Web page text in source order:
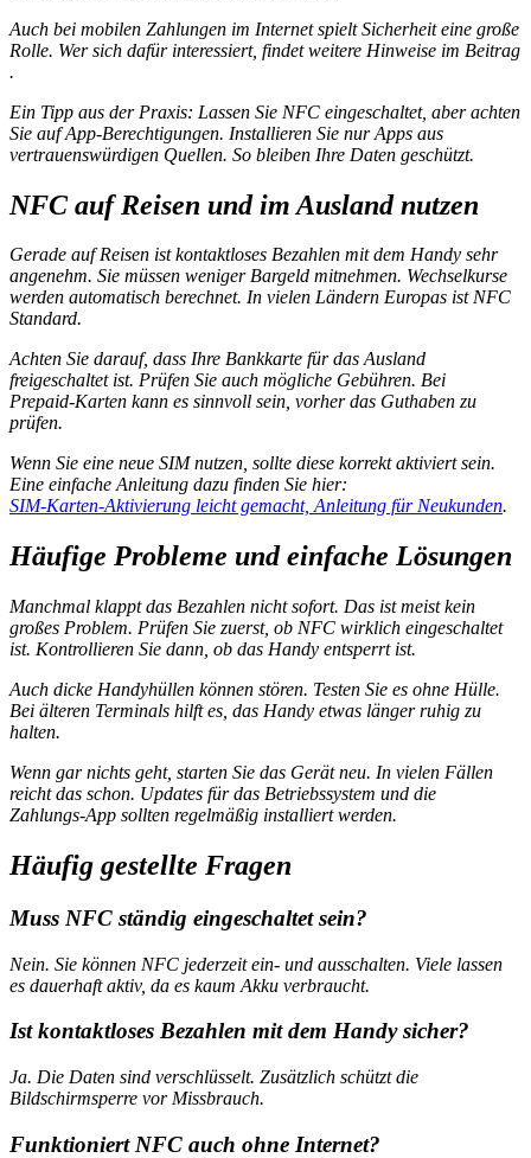
Auch bei mobilen Zahlungen im Internet spielt Sicherheit eine große
Rolle. Wer sich dafür interessiert, findet weitere Hinweise im Beitrag
.
Ein Tipp aus der Praxis: Lassen Sie NFC eingeschaltet, aber achten
Sie auf App‑Berechtigungen. Installieren Sie nur Apps aus
vertrauenswürdigen Quellen. So bleiben Ihre Daten geschützt.
NFC auf Reisen und im Ausland nutzen
Gerade auf Reisen ist kontaktloses Bezahlen mit dem Handy sehr
angenehm. Sie müssen weniger Bargeld mitnehmen. Wechselkurse
werden automatisch berechnet. In vielen Ländern Europas ist NFC
Standard.
Achten Sie darauf, dass Ihre Bankkarte für das Ausland
freigeschaltet ist. Prüfen Sie auch mögliche Gebühren. Bei
Prepaid‑Karten kann es sinnvoll sein, vorher das Guthaben zu
prüfen.
Wenn Sie eine neue SIM nutzen, sollte diese korrekt aktiviert sein.
Eine einfache Anleitung dazu finden Sie hier:
SIM‑Karten‑Aktivierung leicht gemacht, Anleitung für Neukunden.
Häufige Probleme und einfache Lösungen
Manchmal klappt das Bezahlen nicht sofort. Das ist meist kein
großes Problem. Prüfen Sie zuerst, ob NFC wirklich eingeschaltet
ist. Kontrollieren Sie dann, ob das Handy entsperrt ist.
Auch dicke Handyhüllen können stören. Testen Sie es ohne Hülle.
Bei älteren Terminals hilft es, das Handy etwas länger ruhig zu
halten.
Wenn gar nichts geht, starten Sie das Gerät neu. In vielen Fällen
reicht das schon. Updates für das Betriebssystem und die
Zahlungs‑App sollten regelmäßig installiert werden.
Häufig gestellte Fragen
Muss NFC ständig eingeschaltet sein?
Nein. Sie können NFC jederzeit ein‑ und ausschalten. Viele lassen
es dauerhaft aktiv, da es kaum Akku verbraucht.
Ist kontaktloses Bezahlen mit dem Handy sicher?
Ja. Die Daten sind verschlüsselt. Zusätzlich schützt die
Bildschirmsperre vor Missbrauch.
Funktioniert NFC auch ohne Internet?